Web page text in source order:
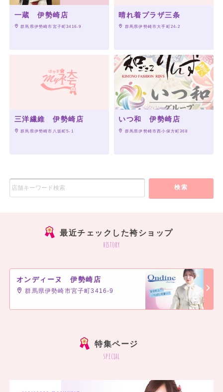
一蔵 伊勢崎店
群馬県伊勢崎市宮子町3416-9
晴れ着プラザ三条
群馬県伊勢崎市大手町24-2
三洋繊維 伊勢崎店
群馬県伊勢崎市八坂町5-1
いつ和 伊勢崎店
群馬県伊勢崎市西小保方町368
検索
最近チェックした袴ショップ
history
オンディーヌ 伊勢崎店
群馬県伊勢崎市宮子町3416-9
特集ページ
special